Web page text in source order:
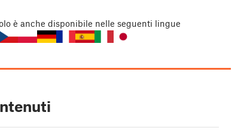
è anche disponibile nelle seguenti lingue